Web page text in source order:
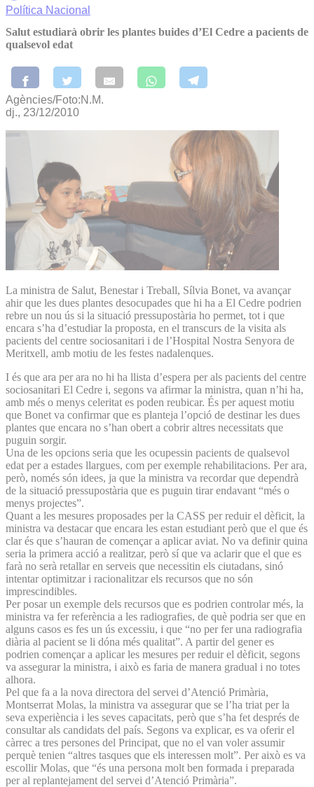
Política Nacional
Salut estudiarà obrir les plantes buides d’El Cedre a pacients de
qualsevol edat
Agències/Foto:N.M.
dj., 23/12/2010
La ministra de Salut, Benestar i Treball, Sílvia Bonet, va avançar
ahir que les dues plantes desocupades que hi ha a El Cedre podrien
rebre un nou ús si la situació pressupostària ho permet, tot i que
encara s’ha d’estudiar la proposta, en el transcurs de la visita als
pacients del centre sociosanitari i de l’Hospital Nostra Senyora de
Meritxell, amb motiu de les festes nadalenques.
I és que ara per ara no hi ha llista d’espera per als pacients del centre
sociosanitari El Cedre i, segons va afirmar la ministra, quan n’hi ha,
amb més o menys celeritat es poden reubicar. És per aquest motiu
que Bonet va confirmar que es planteja l’opció de destinar les dues
plantes que encara no s’han obert a cobrir altres necessitats que
puguin sorgir.
Una de les opcions seria que les ocupessin pacients de qualsevol
edat per a estades llargues, com per exemple rehabilitacions. Per ara,
però, només són idees, ja que la ministra va recordar que dependrà
de la situació pressupostària que es puguin tirar endavant “més o
menys projectes”.
Quant a les mesures proposades per la CASS per reduir el dèficit, la
ministra va destacar que encara les estan estudiant però que el que és
clar és que s’hauran de començar a aplicar aviat. No va definir quina
seria la primera acció a realitzar, però sí que va aclarir que el que es
farà no serà retallar en serveis que necessitin els ciutadans, sinó
intentar optimitzar i racionalitzar els recursos que no són
imprescindibles.
Per posar un exemple dels recursos que es podrien controlar més, la
ministra va fer referència a les radiografies, de què podria ser que en
alguns casos es fes un ús excessiu, i que “no per fer una radiografia
diària al pacient se li dóna més qualitat”. A partir del gener es
podrien començar a aplicar les mesures per reduir el dèficit, segons
va assegurar la ministra, i això es faria de manera gradual i no totes
alhora.
Pel que fa a la nova directora del servei d’Atenció Primària,
Montserrat Molas, la ministra va assegurar que se l’ha triat per la
seva experiència i les seves capacitats, però que s’ha fet després de
consultar als candidats del país. Segons va explicar, es va oferir el
càrrec a tres persones del Principat, que no el van voler assumir
perquè tenien “altres tasques que els interessen molt”. Per això es va
escollir Molas, que “és una persona molt ben formada i preparada
per al replantejament del servei d’Atenció Primària”.